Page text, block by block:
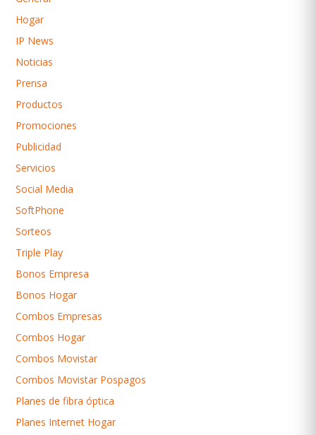
Hogar
IP News
Noticias
Prensa
Productos
Promociones
Publicidad
Servicios
Social Media
SoftPhone
Sorteos
Triple Play
Bonos Empresa
Bonos Hogar
Combos Empresas
Combos Hogar
Combos Movistar
Combos Movistar Pospagos
Planes de fibra óptica
Planes Internet Hogar